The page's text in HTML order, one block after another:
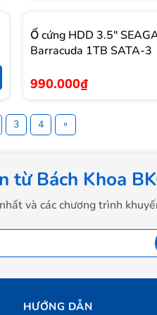
Ổ cứng HDD 3.5"
Barracuda 1TB SATA-3
990.000₫
3 4 »
từ Bách Khoa
và các chương trình
HƯỚNG DẪN